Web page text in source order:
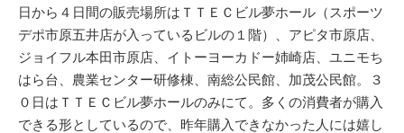
日から４日間の販売場所はＴＴＥＣビル夢ホール（スポーツ
デポ市原五井店が入っているビルの１階）、アピタ市原店、
ジョイフル本田市原店、イトーヨーカドー姉崎店、ユニモち
はら台、農業センター研修棟、南総公民館、加茂公民館。３
０日はＴＴＥＣビル夢ホールのみにて。多くの消費者が購入
できる形としているので、昨年購入できなかった人には嬉し